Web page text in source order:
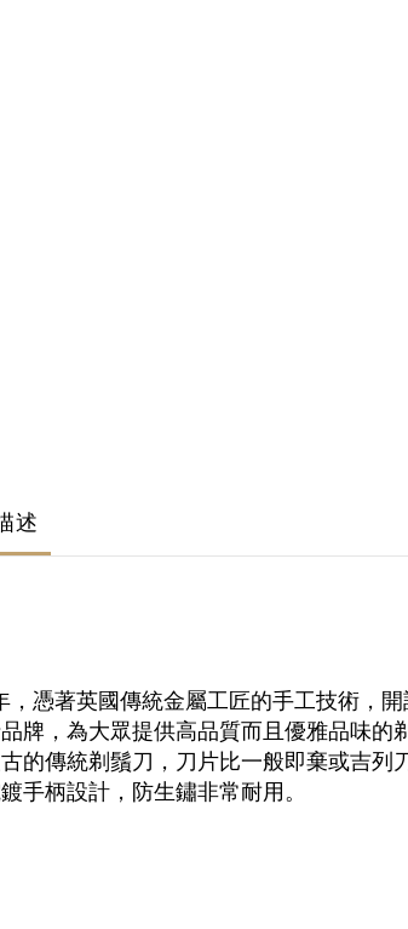
述
，憑著英國傳統金屬工匠的手工技術，
牌，為大眾提供高品質而且優雅品味的
的傳統剃鬚刀，刀片比一般即棄或吉
手柄設計，防生鏽非常耐用。